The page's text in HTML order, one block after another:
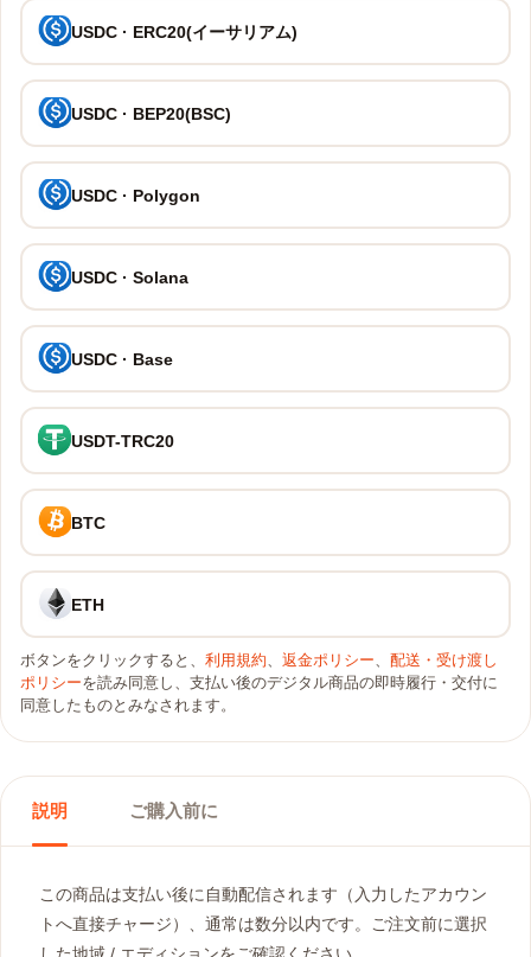
USDC · ERC20(イーサリアム)
USDC · BEP20(BSC)
USDC · Polygon
USDC · Solana
USDC · Base
USDT-TRC20
BTC
ETH
ボタンをクリックすると、 利用規約、 返金ポリシー、 配送・受け渡し
ポリシーを読み同意し、支払い後のデジタル商品の即時履行・交付に
同意したものとみなされます。
説明 ご購入前に
この商品は支払い後に自動配信されます（入力したアカウン
トへ直接チャージ）、通常は数分以内です。ご注文前に選択